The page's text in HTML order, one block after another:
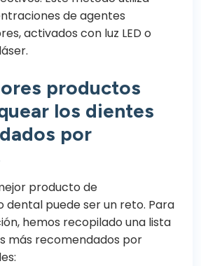
de agentes
activados con luz LED o
productos
los dientes
por
producto de
dental puede ser un reto. Para
hemos recopilado una lista
más recomendados por